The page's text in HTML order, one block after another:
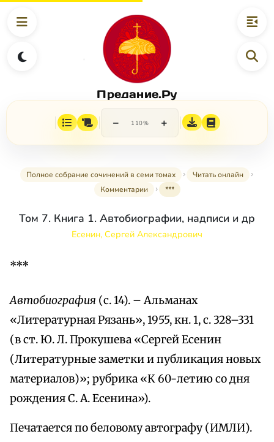
Предание.Ру
− 110% +
Полное собрание сочинений в семи томах
Читать онлайн
Комментарии
***
Том 7. Книга 1. Автобиографии, надписи и др
Есенин, Сергей Александрович
***
Автобиография (с. 14). – Альманах
«Литературная Рязань», 1955, кн. 1, с. 328–331
(в ст. Ю. Л. Прокушева «Сергей Есенин
(Литературные заметки и публикация новых
материалов)»; рубрика «К 60-летию со дня
рождения С. А. Есенина»).
Печатается по беловому автографу (ИМЛИ).